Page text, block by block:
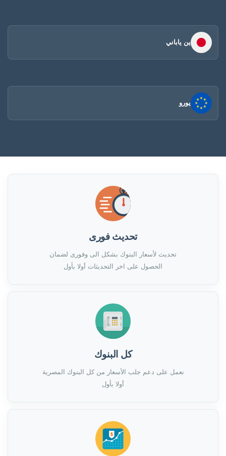
ين ياباني
يورو
تحديث فورى
تحديث لأسعار البنوك بشكل الى وفورى لضمان
الحصول على اخر التحديثات أولا بأول
كل البنوك
نعمل على دعم جلب الأسعار من كل البنوك المصرية
أولا بأول